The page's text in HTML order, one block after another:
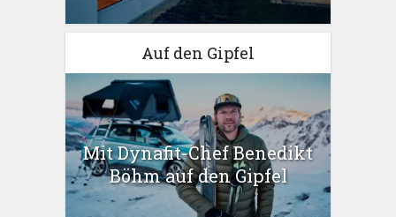
Auf den Gipfel
Mit Dynafit-Chef Benedikt
Böhm auf den Gipfel